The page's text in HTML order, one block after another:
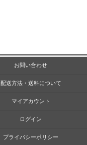
お問い合わせ
配送方法・送料について
マイアカウント
ログイン
プライバシーポリシー